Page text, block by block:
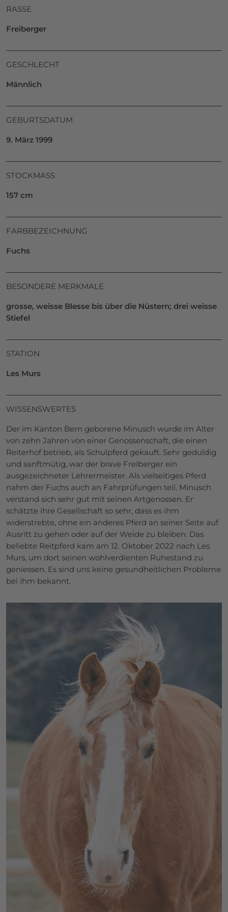
RASSE
Freiberger
GESCHLECHT
Männlich
GEBURTSDATUM
9. März 1999
STOCKMASS
157 cm
FARBBEZEICHNUNG
Fuchs
BESONDERE MERKMALE
grosse, weisse Blesse bis über die Nüstern; drei weisse
Stiefel
STATION
Les Murs
WISSENSWERTES
Der im Kanton Bern geborene Minusch wurde im Alter
von zehn Jahren von einer Genossenschaft, die einen
Reiterhof betrieb, als Schulpferd gekauft. Sehr geduldig
und sanftmütig, war der brave Freiberger ein
ausgezeichneter Lehrermeister. Als vielseitiges Pferd
nahm der Fuchs auch an Fahrprüfungen teil. Minusch
verstand sich sehr gut mit seinen Artgenossen. Er
schätzte ihre Gesellschaft so sehr, dass es ihm
widerstrebte, ohne ein anderes Pferd an seiner Seite auf
Ausritt zu gehen oder auf der Weide zu bleiben. Das
beliebte Reitpferd kam am 12. Oktober 2022 nach Les
Murs, um dort seinen wohlverdienten Ruhestand zu
geniessen. Es sind uns keine gesundheitlichen Probleme
bei ihm bekannt.